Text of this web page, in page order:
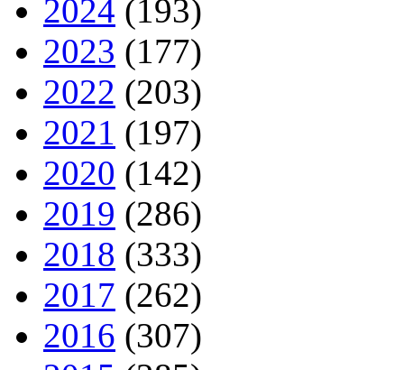
2024 (193)
2023 (177)
2022 (203)
2021 (197)
2020 (142)
2019 (286)
2018 (333)
2017 (262)
2016 (307)